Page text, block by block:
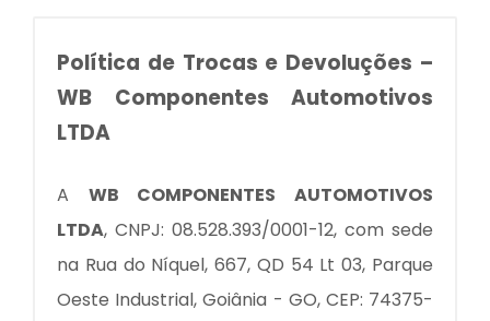
Política de Trocas e Devoluções –
WB Componentes Automotivos
LTDA
A WB COMPONENTES AUTOMOTIVOS
LTDA, CNPJ: 08.528.393/0001-12, com sede
na Rua do Níquel, 667, QD 54 Lt 03, Parque
Oeste Industrial, Goiânia - GO, CEP: 74375-